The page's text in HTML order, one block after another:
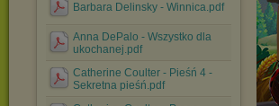
Barbara Delinsky - Winnica.pdf
Anna DePalo - Wszystko dla
ukochanej.pdf
Catherine Coulter - Pieśń 4 -
Sekretna pieśń.pdf